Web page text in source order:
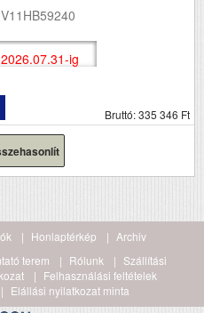
V11HB59240
ig
Bruttó: 335 346 Ft
Honlaptérkép
Archiv
terem Rólunk
Szállítási
Felhasználási feltételek
Elállási nyilatkozat minta